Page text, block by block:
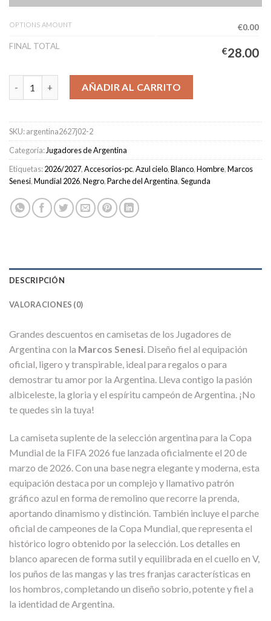
OPTIONS AMOUNT
€0.00
FINAL TOTAL
€28.00
Camiseta Argentina Segunda Equipación Hombre 2026/2027 –
AÑADIR AL CARRITO
SKU:argentina2627j02-2
Categoría:Jugadores de Argentina
Etiquetas:2026/2027,Accesorios-pc,Azul cielo,Blanco,Hombre,Marcos
Senesi,Mundial 2026,Negro,Parche del Argentina,Segunda
DESCRIPCIÓN
VALORACIONES (0)
Grandes descuentos en camisetas de los Jugadores de
Argentina con la Marcos Senesi. Diseño fiel al equipación
oficial, ligero y transpirable, ideal para regalos o para
demostrar tu amor por la Argentina. Lleva contigo la pasión
albiceleste, la gloria y el espíritu campeón de Argentina. ¡No
te quedes sin la tuya!
La camiseta suplente de la selección argentina para la Copa
Mundial de la FIFA 2026 fue lanzada oficialmente el 20 de
marzo de 2026. Con una base negra elegante y moderna, esta
equipación destaca por un complejo y llamativo patrón
gráfico azul en forma de remolino que recorre la prenda,
aportando dinamismo y distinción. También incluye el parche
oficial de campeones de la Copa Mundial, que representa el
histórico logro obtenido por la selección. Los detalles en
blanco aparecen de forma sutil y equilibrada en el cuello en V,
los puños de las mangas y las tres franjas características en
los hombros, completando un diseño sobrio, potente y fiel a
la identidad de Argentina.